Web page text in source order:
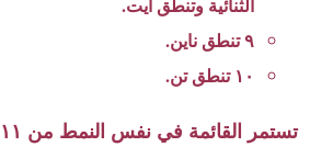
٩ تنطق ناين.
١٠ تنطق تن.